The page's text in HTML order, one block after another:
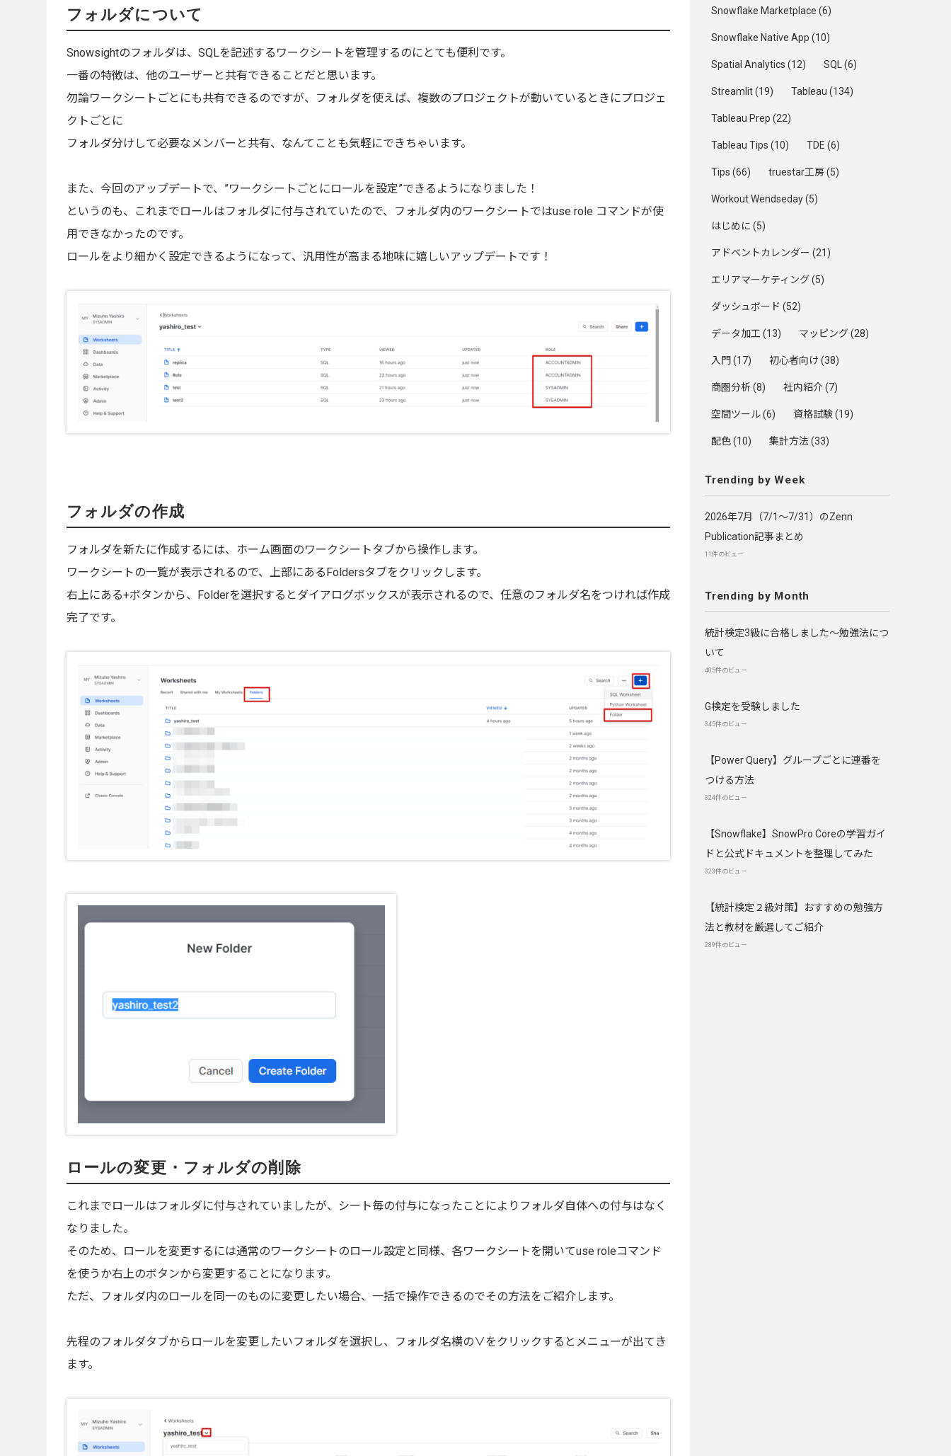
フォルダについて
Snowsightのフォルダは、SQLを記述するワークシートを管理するのにとても便利です。
一番の特徴は、他のユーザーと共有できることだと思います。
勿論ワークシートごとにも共有できるのですが、フォルダを使えば、複数のプロジェクトが動いているときにプロジェ
クトごとに
フォルダ分けして必要なメンバーと共有、なんてことも気軽にできちゃいます。
また、今回のアップデートで、”ワークシートごとにロールを設定”できるようになりました！
というのも、これまでロールはフォルダに付与されていたので、フォルダ内のワークシートではuse role コマンドが使
用できなかったのです。
ロールをより細かく設定できるようになって、汎用性が高まる地味に嬉しいアップデートです！
フォルダの作成
フォルダを新たに作成するには、ホーム画面のワークシートタブから操作します。
ワークシートの一覧が表示されるので、上部にあるFoldersタブをクリックします。
右上にある+ボタンから、Folderを選択するとダイアログボックスが表示されるので、任意のフォルダ名をつければ作成
完了です。
ロールの変更・フォルダの削除
これまでロールはフォルダに付与されていましたが、シート毎の付与になったことによりフォルダ自体への付与はなく
なりました。
そのため、ロールを変更するには通常のワークシートのロール設定と同様、各ワークシートを開いてuse roleコマンド
を使うか右上のボタンから変更することになります。
ただ、フォルダ内のロールを同一のものに変更したい場合、一括で操作できるのでその方法をご紹介します。
先程のフォルダタブからロールを変更したいフォルダを選択し、フォルダ名横の∨をクリックするとメニューが出てき
ます。
Snowflake Marketplace (6)
Snowflake Native App (10)
Spatial Analytics (12) SQL (6)
Streamlit(19) Tableau (134)
Tableau Prep (22)
Tableau Tips (10) TDE (6)
Tips (66) truestar工房(5)
Workout Wendseday(5)
はじめに (5)
アドベントカレンダー (21)
エリアマーケティング(5)
ダッシュボード (52)
データ加工 (13) マッピング(28)
入門(17) 初心者向け(38)
商圏分析(8) 社内紹介(7)
空間ツール(6) 資格試験(19)
配色(10) 集計方法 (33)
Trending by Week
2026年7月（7/1〜7/31）のZenn
Publication記事まとめ
11件のビュー
Trending by Month
統計検定3級に合格しました～勉強法につ
いて
405件のビュー
G検定を受験しました
345件のビュー
【Power Query】グループごとに連番を
つける方法
324件のビュー
【Snowflake】SnowPro Coreの学習ガイ
ドと公式ドキュメントを整理してみた
323件のビュー
【統計検定２級対策】おすすめの勉強方
法と教材を厳選してご紹介
289件のビュー